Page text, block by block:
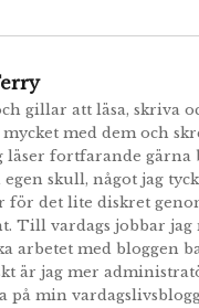
gillar att läsa, skriva
med dem och
läser fortfarande gärna
skull, något jag
för det lite diskret
Till vardags jobbar jag
arbetet med bloggen
är jag mer
på min